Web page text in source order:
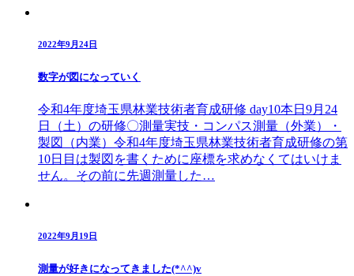
2022年9月24日
数字が図になっていく
令和4年度埼玉県林業技術者育成研修 day10本日9月24
日（土）の研修〇測量実技・コンパス測量（外業）・
製図（内業）令和4年度埼玉県林業技術者育成研修の第
10日目は製図を書くために座標を求めなくてはいけま
せん。その前に先週測量した…
2022年9月19日
測量が好きになってきました(*^^)v